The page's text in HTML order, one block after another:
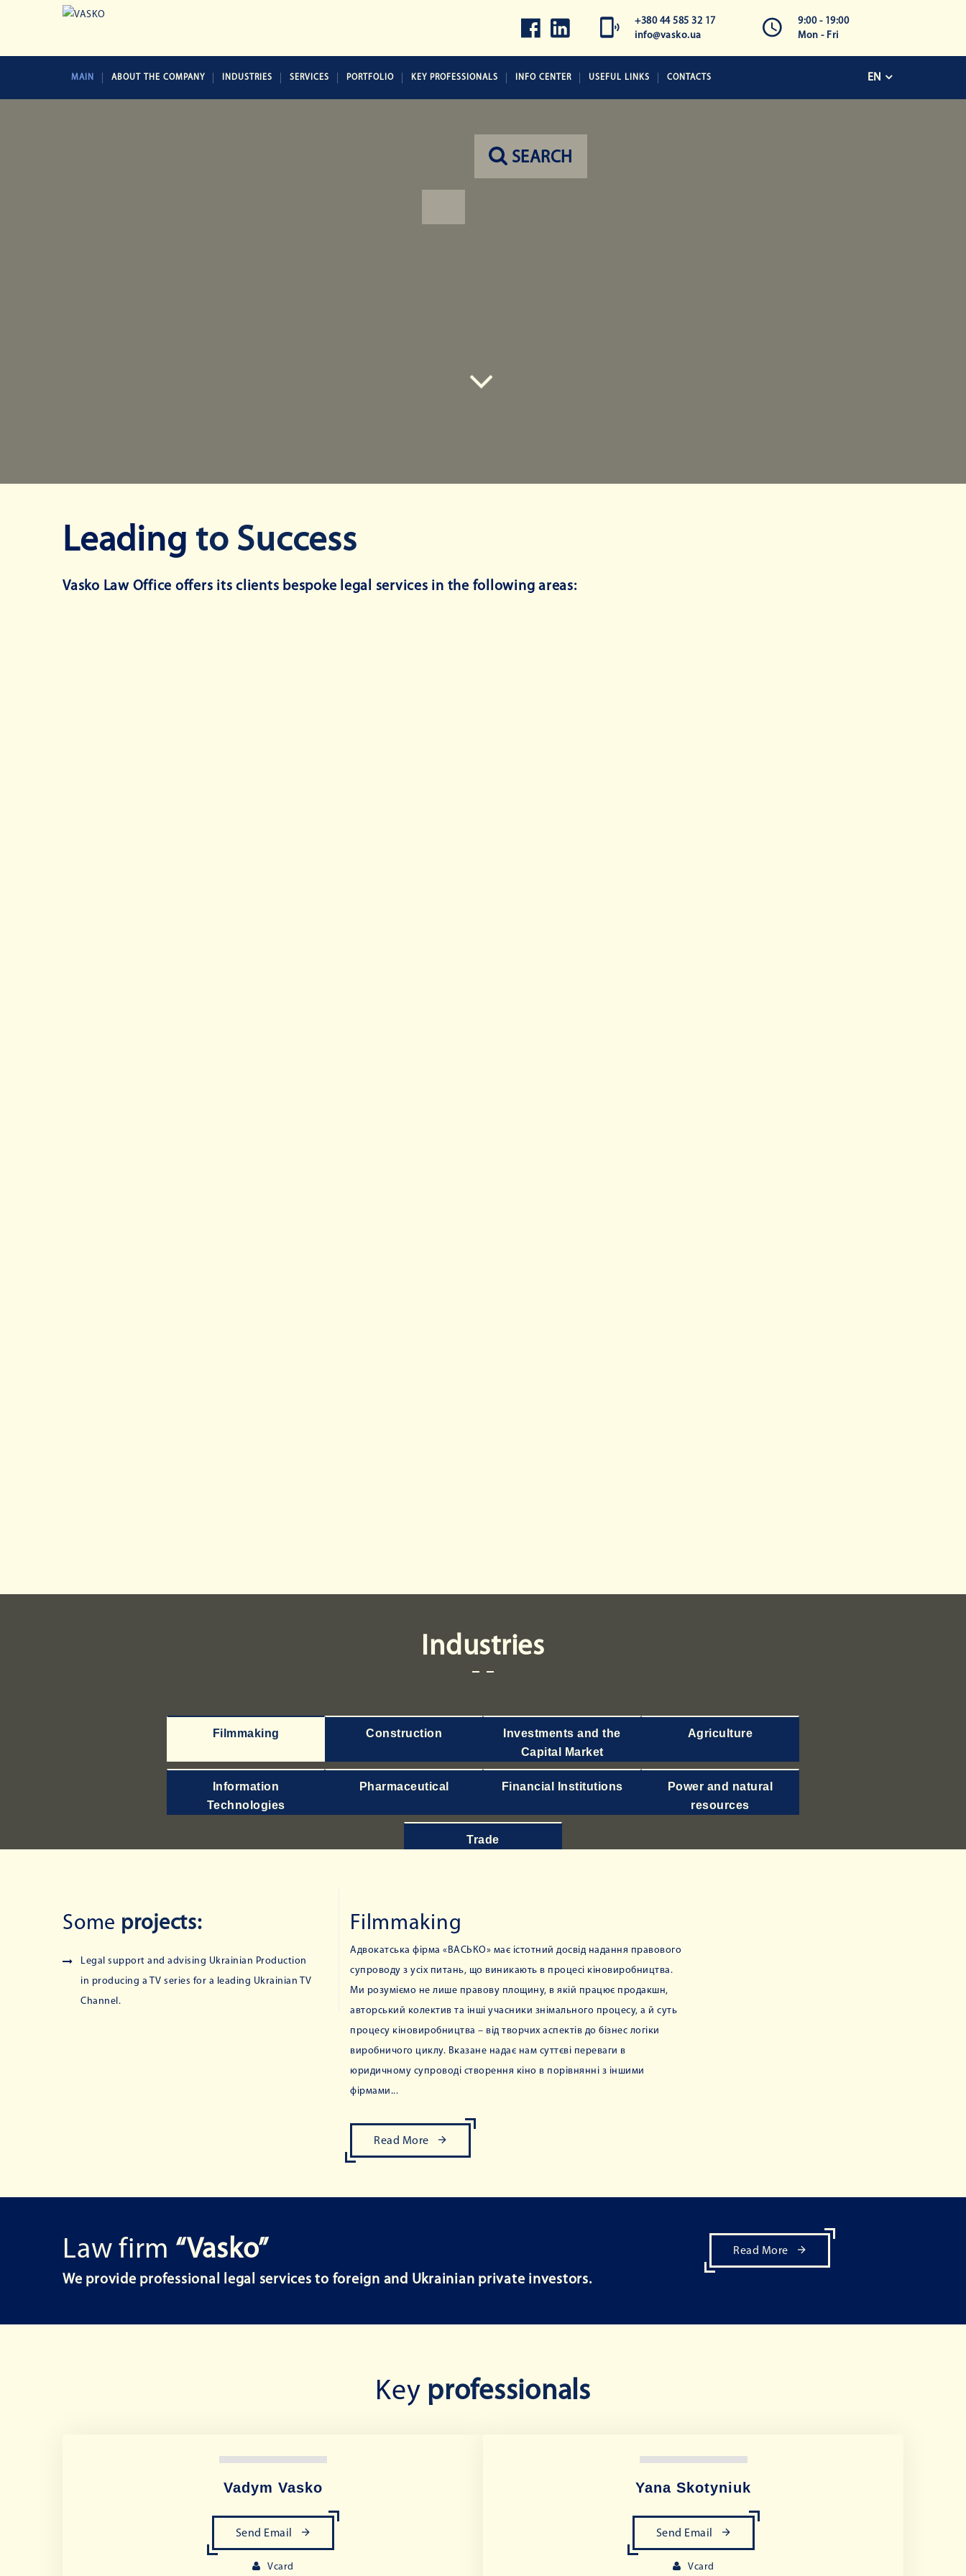
+380 44 585 32 17
info@vasko.ua
9:00 - 19:00
Mon - Fri
MAIN ABOUT THE COMPANY INDUSTRIES SERVICES PORTFOLIO KEY PROFESSIONALS INFO CENTER USEFUL LINKS CONTACTS EN
SEARCH
Leading to Success
Vasko Law Office offers its clients bespoke legal services in the following areas:
Industries
Filmmaking Construction
Investments and the
Capital Market
Agriculture
Information
Technologies
Pharmaceutical Financial Institutions
Power and natural
resources
Trade
Some projects:
Legal support and advising Ukrainian Production
in producing a TV series for a leading Ukrainian TV
Channel.
Filmmaking
Адвокатська фірма «ВАСЬКО» має істотний досвід надання правового
супроводу з усіх питань, що виникають в процесі кіновиробництва.
Ми розуміємо не лише правову площину, в якій працює продакшн,
авторський колектив та інші учасники знімального процесу, а й суть
процесу кіновиробництва – від творчих аспектів до бізнес логіки
виробничого циклу. Вказане надає нам суттєві переваги в
юридичному супроводі створення кіно в порівнянні з іншими
фірмами...
Read More
Law firm “Vasko”
We provide professional legal services to foreign and Ukrainian private investors.
Read More
Key professionals
Vadym Vasko
Send Email
Vcard
Yana Skotyniuk
Send Email
Vcard